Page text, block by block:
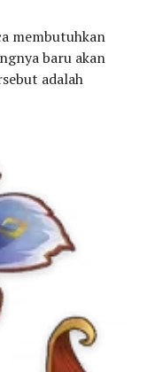
membutuhkan
baru akan
adalah